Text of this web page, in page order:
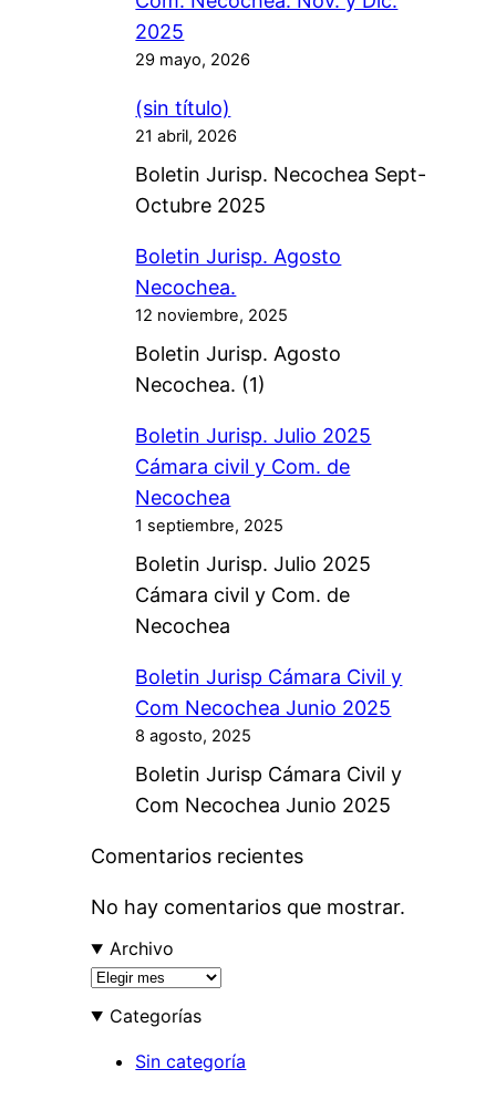
2025
29 mayo, 2026
(sin título)
21 abril, 2026
Boletin Jurisp. Necochea Sept-
Octubre 2025
Boletin Jurisp. Agosto
Necochea.
12 noviembre, 2025
Boletin Jurisp. Agosto
Necochea. (1)
Boletin Jurisp. Julio 2025
Cámara civil y Com. de
Necochea
1 septiembre, 2025
Boletin Jurisp. Julio 2025
Cámara civil y Com. de
Necochea
Boletin Jurisp Cámara Civil y
Com Necochea Junio 2025
8 agosto, 2025
Boletin Jurisp Cámara Civil y
Com Necochea Junio 2025
Comentarios recientes
No hay comentarios que mostrar.
Archivo
A
Categorías
Sin categoría